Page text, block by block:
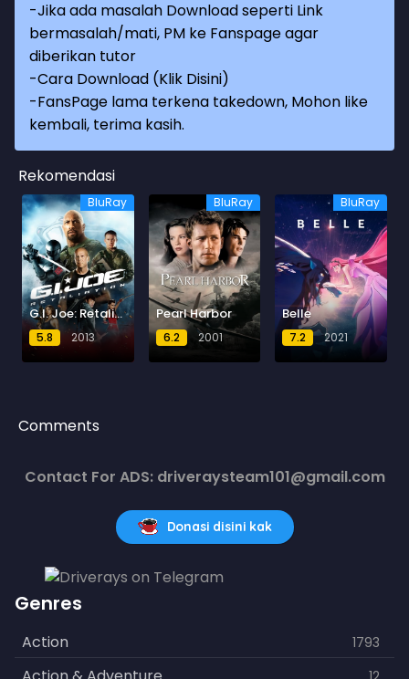
-Jika ada masalah Download seperti Link
bermasalah/mati, PM ke Fanspage agar
diberikan tutor
-Cara Download (Klik Disini)
-FansPage lama terkena takedown, Mohon like
kembali, terima kasih.
Rekomendasi
BluRay
G.I. Joe: Retaliation
5.8 2013
BluRay
Pearl Harbor
6.2 2001
BluRay
Belle
7.2 2021
Comments
Contact For ADS: driveraysteam101@gmail.com
Donasi disini kak
Genres
Action 1793